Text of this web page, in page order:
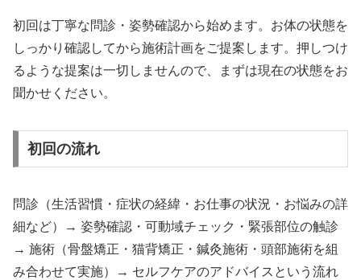
初回は丁寧な問診・姿勢確認から始めます。お体の状態を
しっかり確認してから施術計画をご提案します。押しつけ
るような提案は一切しませんので、まずは現在の状態をお
聞かせください。
初回の流れ
問診（生活習慣・症状の経緯・お仕事の状況・お悩みの詳
細など）→ 姿勢確認・可動域チェック・緊張部位の触診
→ 施術（骨盤矯正・猫背矯正・鍼灸施術・頭部施術を組
み合わせて実施）→ セルフケアのアドバイスという流れ